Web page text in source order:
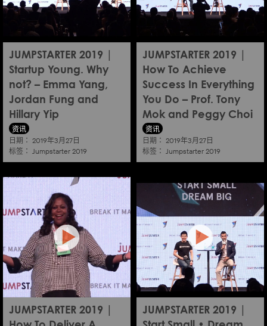
JUMPSTARTER 2019 |
Startup Young. Why
not? – Emma Yang,
Jordan Fung and
Hillary Yip
资讯
日期： 2019年3月27日
标签： Jumpstarter 2019
JUMPSTARTER 2019 |
How To Achieve
Success In Everything
You Do – Prof. Tony
Mok and Peggy Choi
资讯
日期： 2019年3月27日
标签： Jumpstarter 2019
JUMPSTARTER 2019 |
JUMPSTARTER 2019 |